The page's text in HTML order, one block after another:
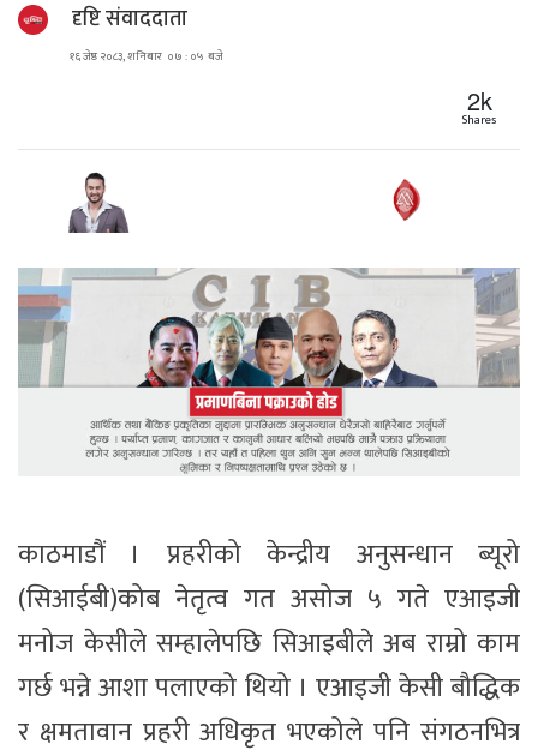
दृष्टि संवाददाता
१६ जेष्ठ २०८३, शनिबार ०७ : ०५ बजे
2k
Shares
काठमाडौं । प्रहरीको केन्द्रीय अनुसन्धान ब्यूरो
(सिआईबी)कोब नेतृत्व गत असोज ५ गते एआइजी
मनोज केसीले सम्हालेपछि सिआइबीले अब राम्रो काम
गर्छ भन्ने आशा पलाएको थियो । एआइजी केसी बौद्धिक
र क्षमतावान प्रहरी अधिकृत भएकोले पनि संगठनभित्र